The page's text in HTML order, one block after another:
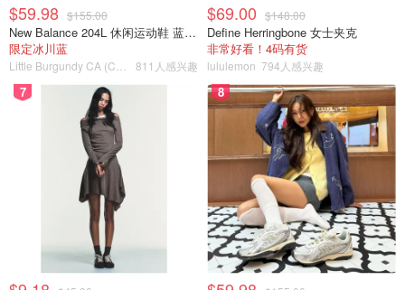
这家位于风景如画的尼亚加拉地区的餐厅占地 42 英亩，是
一个全方位的体验场所。珍珠莫里塞特餐厅集餐厅、酒庄、
果园、农场和面包房于一体，可谓实力雄厚。主厨丹尼尔-
哈迪达（Daniel Hadida）和埃里克-罗伯逊（Eric
Robertson）对加拿大的食材和季节非常自豪，他们充分利
用周围的环境来提升自选品尝菜单上的菜肴，比如用桃木柴
火慢火烤制的散养猪肉，配上红薯味噌，再浇上榛子汁。是
的，这里有很多葡萄酒，但也不要错过果汁搭配。用荞麦黑
貂饼干、蜂蜜鲜奶油、蜂窝状脆饼和蜂蜜冰淇淋为这顿饭画
上甜蜜的句号。与此同时，热情的团队也会让品酒会以友好
的方式进行。
$59.98 $155.00
New Balance 204L 休闲运动鞋 蓝银色
限定冰川蓝
811人感兴趣
$69.00 $148.00
Define Herringbone 女士夹克
非常好看！4码有货
lululemon 794人感兴趣
7 8